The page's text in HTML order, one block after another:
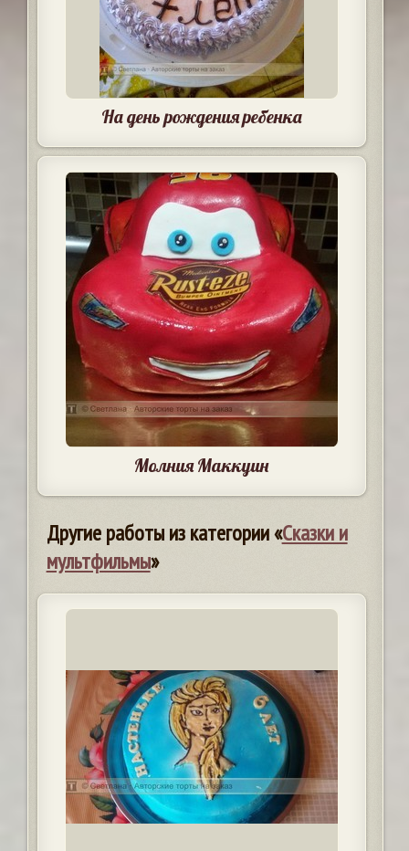
На день рождения ребенка
Молния Маккуин
Другие работы из категории «Сказки и
мультфильмы»